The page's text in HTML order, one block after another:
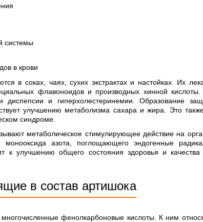
системы
в крови
в соках, чаях, сухих экстрактах и настойках. Их
флавоноидов и производных хинной
диспепсии и гиперхолестеринемии. Образование
улучшению метаболизма сахара и жира. Это
синдроме.
метаболическое стимулирующее действие на
монооксида азота, поглощающего эндогенные
к улучшению общего состояния здоровья и
в состав артишока
фенолкарбоновые кислоты. К ним